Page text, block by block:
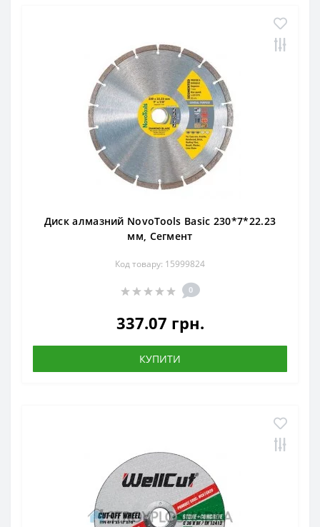
Диск алмазний NovoTools Basic 230*7*22.23
мм, Сегмент
Код товару: 15999824
0
337.07 грн.
КУПИТИ